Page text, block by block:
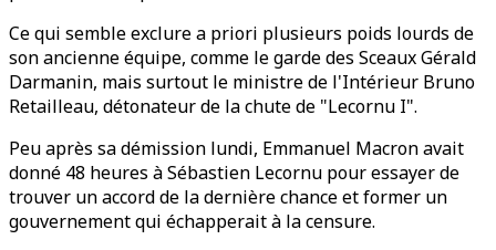
Ce qui semble exclure a priori plusieurs poids lourds de
son ancienne équipe, comme le garde des Sceaux Gérald
Darmanin, mais surtout le ministre de l'Intérieur Bruno
Retailleau, détonateur de la chute de "Lecornu I".
Peu après sa démission lundi, Emmanuel Macron avait
donné 48 heures à Sébastien Lecornu pour essayer de
trouver un accord de la dernière chance et former un
gouvernement qui échapperait à la censure.